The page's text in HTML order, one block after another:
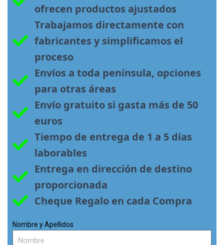
ofrecen productos ajustados
Trabajamos directamente con
fabricantes y simplificamos el
proceso
Envíos a toda península, opciones
para otras áreas
Envío gratuito si gasta más de 50
euros
Tiempo de entrega de 1 a 5 días
laborables
Entrega en dirección de destino
proporcionada
Cheque Regalo en cada Compra
Nombre y Apellidos